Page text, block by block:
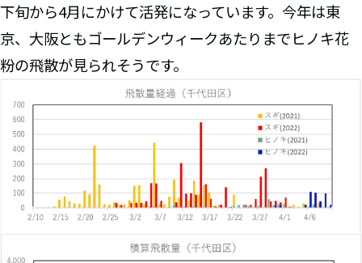
下旬から4月にかけて活発になっています。今年は東
京、大阪ともゴールデンウィークあたりまでヒノキ花
粉の飛散が見られそうです。